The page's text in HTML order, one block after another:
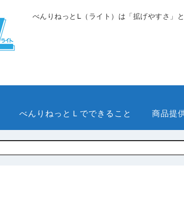
べんりねっとL（ライト）は「拡げやすさ」
べんりねっとＬでできること 商品提